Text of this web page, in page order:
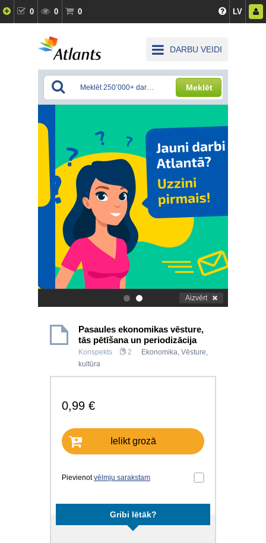
0 0 0 LV
DARBU VEIDI
Meklēt
. Aizvērt
Pasaules ekonomikas vēsture,
tās pētīšana un periodizācija
Konspekts 2 Ekonomika, Vēsture,
kultūra
0,99 €
Ielikt grozā
Pievienotvēlmju sarakstam
Gribi lētāk?